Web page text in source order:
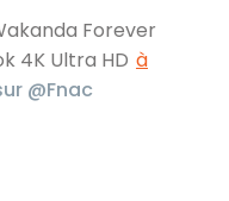
Forever
4K Ultra HD à
@Fnac